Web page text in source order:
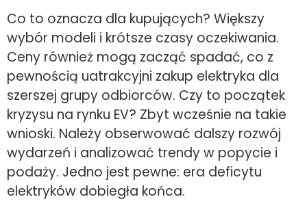
Co to oznacza dla kupujących? Większy
wybór modeli i krótsze czasy oczekiwania.
Ceny również mogą zacząć spadać, co z
pewnością uatrakcyjni zakup elektryka dla
szerszej grupy odbiorców. Czy to początek
kryzysu na rynku EV? Zbyt wcześnie na takie
wnioski. Należy obserwować dalszy rozwój
wydarzeń i analizować trendy w popycie i
podaży. Jedno jest pewne: era deficytu
elektryków dobiegła końca.